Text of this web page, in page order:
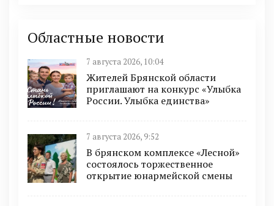
Областные новости
7 августа 2026, 10:04
Жителей Брянской области
приглашают на конкурс «Улыбка
России. Улыбка единства»
7 августа 2026, 9:52
В брянском комплексе «Лесной»
состоялось торжественное
открытие юнармейской смены